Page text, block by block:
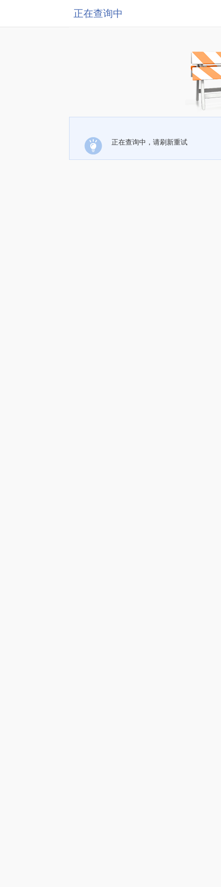
正在查询中
正在查询中，请刷新重试